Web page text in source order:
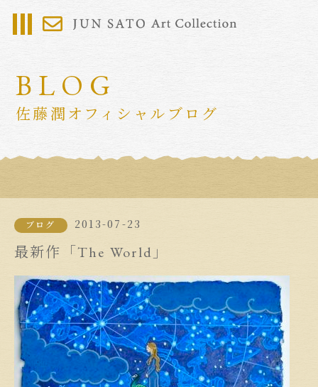
BLOG
佐藤潤オフィシャルブログ
ブログ 2013-07-23
最新作「The World」